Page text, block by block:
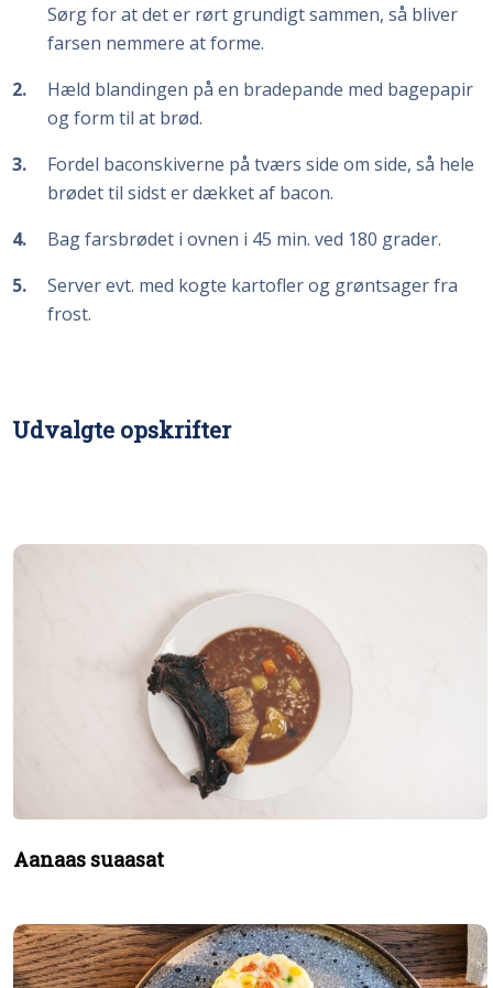
Sørg for at det er rørt grundigt sammen, så bliver
farsen nemmere at forme.
2
Hæld blandingen på en bradepande med bagepapir
og form til at brød.
3
Fordel baconskiverne på tværs side om side, så hele
brødet til sidst er dækket af bacon.
4
Bag farsbrødet i ovnen i 45 min. ved 180 grader.
5
Server evt. med kogte kartofler og grøntsager fra
frost.
Udvalgte opskrifter
Aanaas suaasat